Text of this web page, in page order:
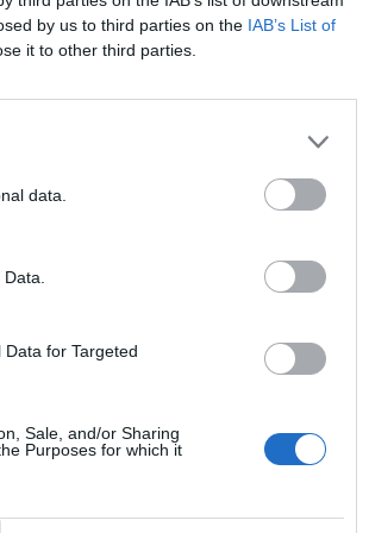
by us to third parties on the IAB’s List of
it to other third parties.
data.
for Targeted
Sale, and/or Sharing
Purposes for which it
Bezúročné obdobie: